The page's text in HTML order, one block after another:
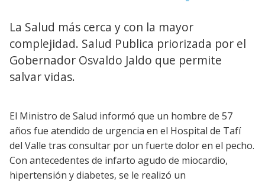
La Salud más cerca y con la mayor
complejidad. Salud Publica priorizada por el
Gobernador Osvaldo Jaldo que permite
salvar vidas.
El Ministro de Salud informó que un hombre de 57
años fue atendido de urgencia en el Hospital de Tafí
del Valle tras consultar por un fuerte dolor en el pecho.
Con antecedentes de infarto agudo de miocardio,
hipertensión y diabetes, se le realizó un